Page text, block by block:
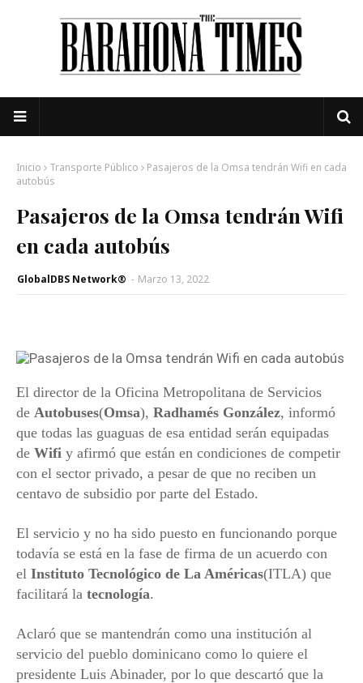
Inicio Transporte Público
Pasajeros de la Omsa tendrán Wifi en cada
autobús
Pasajeros de la Omsa tendrán Wifi
en cada autobús
GlobalDBS Network® - Marzo 13, 2022
El director de la Oficina Metropolitana de Servicios
de Autobuses(Omsa), Radhamés González, informó
que todas las guaguas de esa entidad serán equipadas
de Wifi y afirmó que están en condiciones de competir
con el sector privado, a pesar de que no reciben un
centavo de subsidio por parte del Estado.
El servicio y no ha sido puesto en funcionando porque
todavía se está en la fase de firma de un acuerdo con
el Instituto Tecnológico de La Américas(ITLA) que
facilitará la tecnología.
Aclaró que se mantendrán como una institución al
servicio del pueblo dominicano como lo quiere el
presidente Luis Abinader, por lo que descartó que la